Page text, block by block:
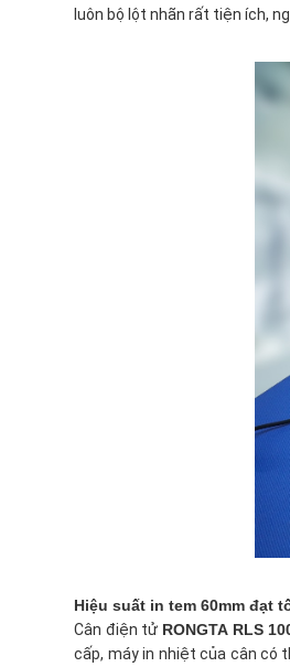
luôn bộ lột nhãn rất tiện ích,
Hiệu suất in tem 60mm đạt
Cân điện tử RONGTA RLS
cấp, máy in nhiệt của cân có